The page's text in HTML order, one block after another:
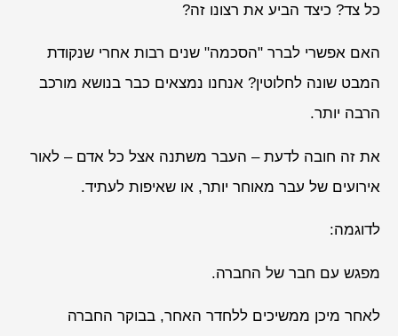
כל צד? כיצד הביע את רצונו זה?
האם אפשרי לברר "הסכמה" שנים רבות אחרי שנקודת
המבט שונה לחלוטין? אנחנו נמצאים כבר בנושא מורכב
הרבה יותר.
את זה חובה לדעת – העבר משתנה אצל כל אדם – לאור
אירועים של עבר מאוחר יותר, או שאיפות לעתיד.
לדוגמה:
מפגש עם חבר של החברה.
לאחר מיכן ממשיכים ללחדר האחר, בבוקר החברה